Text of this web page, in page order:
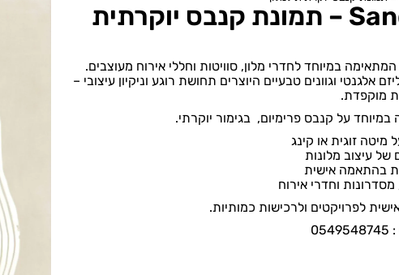
Sand Silence – תמונת קנבס יוקרתית
במיוחד לחדרי מלון, סוויטות וחללי אירוח מעוצבים.
אלגנטי וגוונים טבעיים היוצרים תחושת רוגע וניקיון עיצובי –
מוקפדת.
על קנבס פרימיום, בגימור יוקרתי.
זוגית או קינג
של עיצוב מלונות
בהתאמה אישית
וחדרי אירוח
לפרויקטים ולרכישות כמותיות.